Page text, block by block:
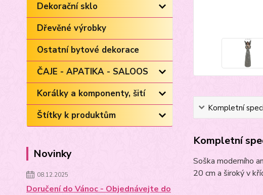
Dekorační sklo
Dřevěné výrobky
Ostatní bytové dekorace
ČAJE - APATIKA - SALOOS
Korálky a komponenty, šití
Štítky k produktům
Novinky
08.12.2025
Doručení do Vánoc - Objednávejte do
Kompletní
Kompletní
Soška moderního
20 cm a široký v